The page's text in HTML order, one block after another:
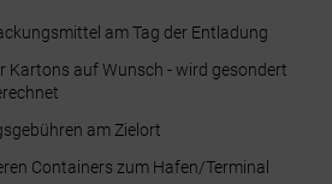
am Tag der Entladung
Kartons auf Wunsch - wird gesondert
am Zielort
Containers zum Hafen/Terminal